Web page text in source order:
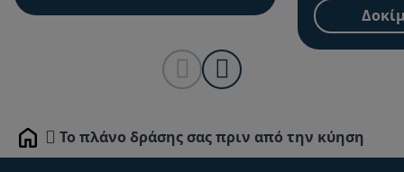
Home Το πλάνο δράσης σας πριν από την κύηση